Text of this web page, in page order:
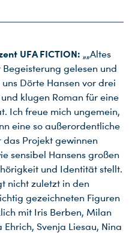
UFA FICTION: „„Altes
gelesen und
Dörte Hansen vor drei
klugen Roman für eine
Ich freue mich ungemein,
eine so außerordentliche
das Projekt gewinnen
sensibel Hansens großen
und Identität stellt.
nicht zuletzt in den
gezeichneten Figuren
mit Iris Berben, Milan
Svenja Liesau, Nina